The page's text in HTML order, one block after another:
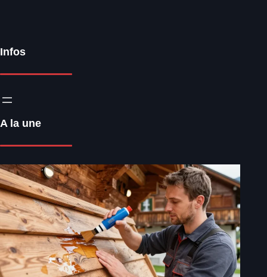
Infos
A la une